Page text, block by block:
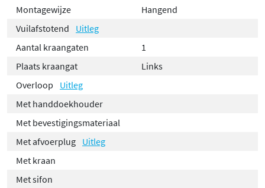
Montagewijze
Hangend
Vuilafstotend
Uitleg
Aantal kraangaten
1
Plaats kraangat
Links
Overloop
Uitleg
Met handdoekhouder
Met bevestigingsmateriaal
Met afvoerplug Uitleg
Met kraan
Met sifon